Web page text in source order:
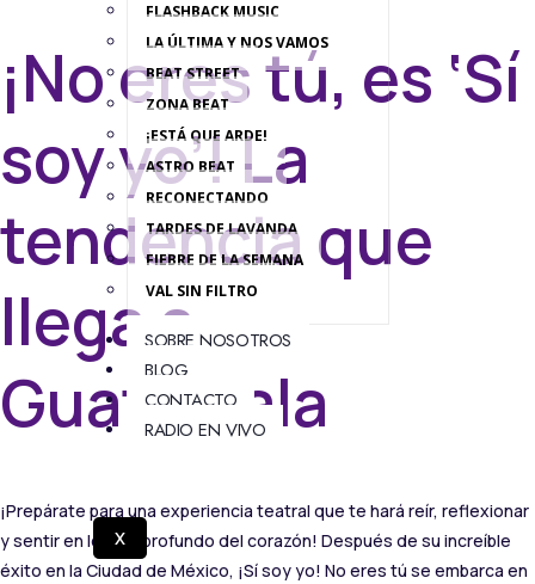
FLASHBACK MUSIC
LA ÚLTIMA Y NOS VAMOS
BEAT STREET
ZONA BEAT
¡ESTÁ QUE ARDE!
ASTRO BEAT
RECONECTANDO
TARDES DE LAVANDA
FIEBRE DE LA SEMANA
VAL SIN FILTRO
SOBRE NOSOTROS
BLOG
CONTACTO
RADIO EN VIVO
X
¡No eres tú, es ‘Sí
soy yo’! La
tendencia que
llega a
Guatemala
¡Prepárate para una experiencia teatral que te hará reír, reflexionar
y sentir en lo más profundo del corazón! Después de su increíble
éxito en la Ciudad de México, ¡Sí soy yo! No eres tú se embarca en